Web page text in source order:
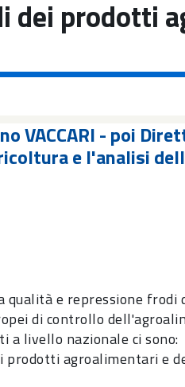
dei prodotti
VACCARI - poi
e l'analisi
e repressione frodi
di controllo
a livello nazionale ci sono:
agroalimentari e